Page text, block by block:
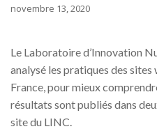
novembre 13, 2020
Le Laboratoire d’Innovation
analysé les pratiques des
France, pour mieux
résultats sont publiés dans
site du LINC.